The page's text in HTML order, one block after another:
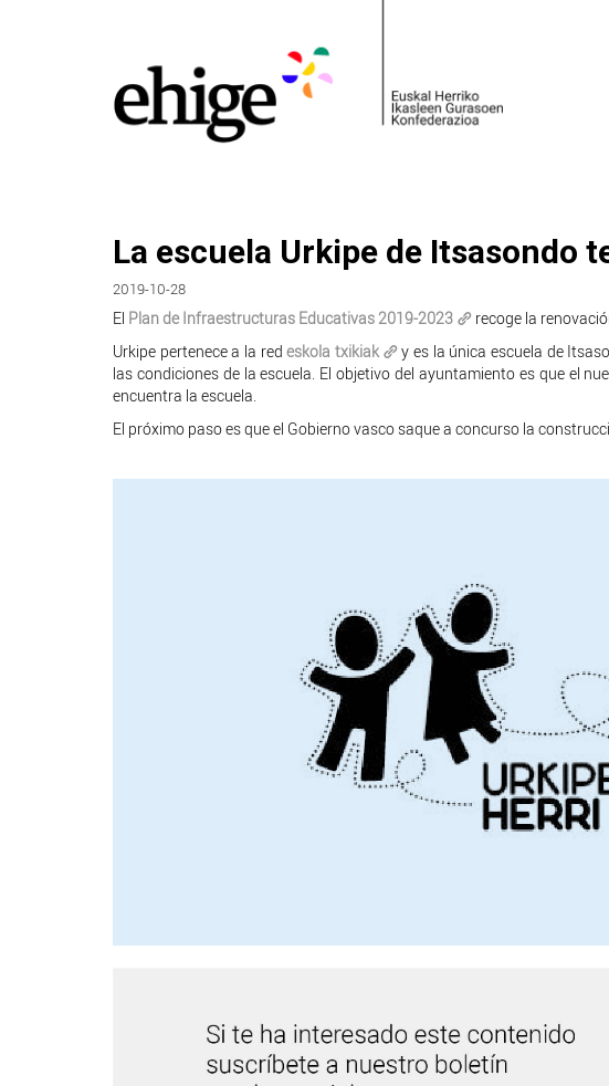
La escuela Urkipe de Itsasondo
2019-10-28
El Plan de Infraestructuras Educativas 2019-2023 recoge la
Urkipe pertenece a la redeskola txikiak
y es la única escuela de
las condiciones de la escuela. El objetivo del ayuntamiento es que el
encuentra la escuela.
El próximo paso es que el Gobierno vasco saque a concurso la